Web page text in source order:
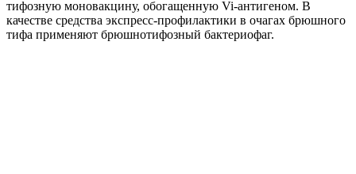
тифозную моновакцину, обогащенную Vi-антигеном. В
качестве средства экспресс-профилактики в очагах брюшного
тифа применяют брюшнотифозный бактериофаг.